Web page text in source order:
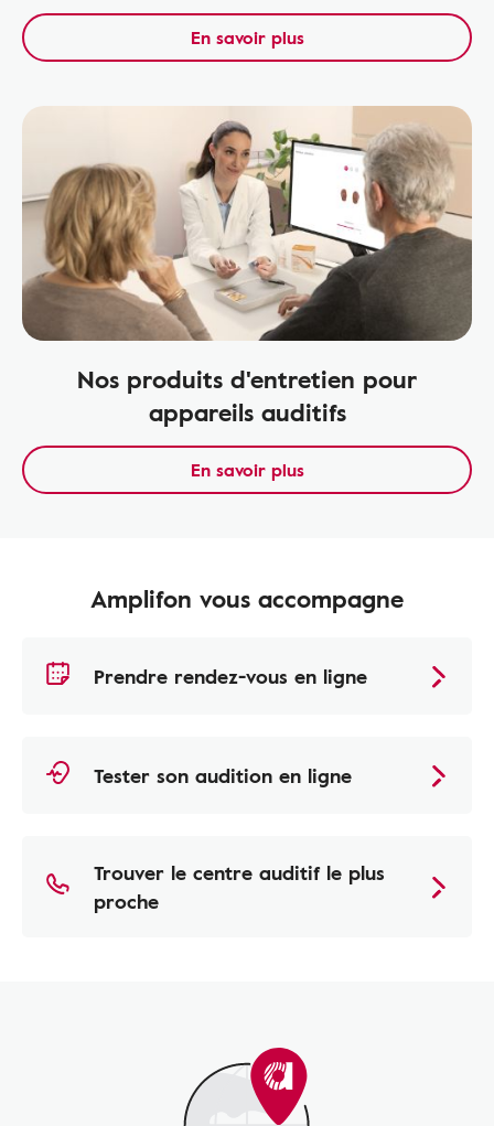
En savoir plus
Nos produits d'entretien pour
appareils auditifs
En savoir plus
Amplifon vous accompagne
Prendre rendez-vous en ligne
Tester son audition en ligne
Trouver le centre auditif le plus
proche